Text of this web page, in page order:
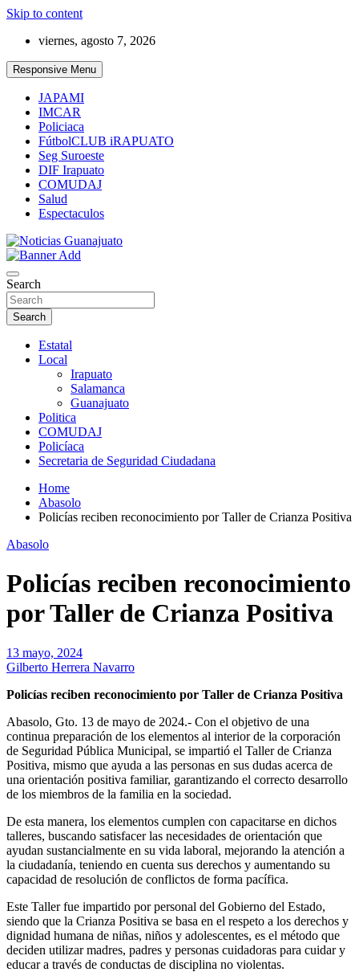
Skip to content
viernes, agosto 7, 2026
Responsive Menu
JAPAMI
IMCAR
Policiaca
FútbolCLUB iRAPUATO
Seg Suroeste
DIF Irapuato
COMUDAJ
Salud
Espectaculos
Noticias Guanajuato
Search
Search
Estatal
Local
Irapuato
Salamanca
Guanajuato
Politica
COMUDAJ
Policíaca
Secretaria de Seguridad Ciudadana
Home
Abasolo
Policías reciben reconocimiento por Taller de Crianza Positiva
Abasolo
Policías reciben reconocimiento
por Taller de Crianza Positiva
13 mayo, 2024
Gilberto Herrera Navarro
Policías reciben reconocimiento por Taller de Crianza Positiva
Abasolo, Gto. 13 de mayo de 2024.- Con el objetivo de una
continua preparación de los elementos al interior de la corporación
de Seguridad Pública Municipal, se impartió el Taller de Crianza
Positiva, mismo que ayuda a las personas en sus dudas acerca de
una orientación positiva familiar, garantizando el correcto desarrollo
de los miembros de la familia en la sociedad.
De esta manera, los elementos cumplen con capacitarse en dichos
talleres, buscando satisfacer las necesidades de orientación que
ayudan sustancialmente en su vida laboral, mejorando la atención a
la ciudadanía, teniendo en cuenta sus derechos y aumentando su
capacidad de resolución de conflictos de forma pacífica.
Este Taller fue impartido por personal del Gobierno del Estado,
siendo que la Crianza Positiva se basa en el respeto a los derechos y
dignidad humana de niñas, niños y adolescentes, es el método que
deciden utilizar madres, padres y personas cuidadoras para cuidar y
educar a través de conductas de disciplina no violentas.